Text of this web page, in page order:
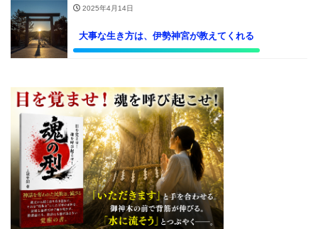
2025年4月14日
大事な生き方は、伊勢神宮が教えてくれる